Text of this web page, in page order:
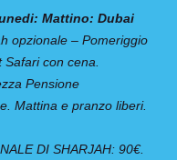
Mattino: Dubai
opzionale – Pomeriggio
Safari con cena.
Pensione
Mattina e pranzo liberi.
DI SHARJAH: 90€.